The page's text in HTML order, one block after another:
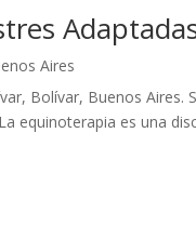
Aires
Bolívar, Buenos
equinoterapia es una